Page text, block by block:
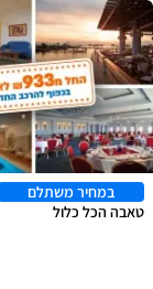
במחיר משתלם
טאבה הכל כלול